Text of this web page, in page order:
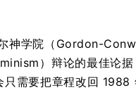
神学院（Gordon-
）辩论的最佳论
需要把章程改回